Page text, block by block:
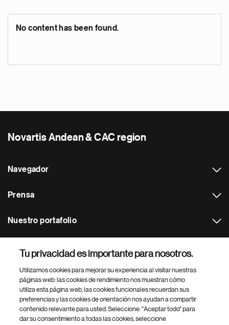
No content has been found.
Novartis Andean & CAC region
Navegador
Prensa
Nuestro portafolio
Footer Site Search
Tu privacidad es importante para nosotros.
Utilizamos cookies para mejorar su experiencia al visitar nuestras
páginas web: las cookies de rendimiento nos muestran cómo
utiliza esta página web, las cookies funcionales recuerdan sus
preferencias y las cookies de orientación nos ayudan a compartir
contenido relevante para usted. Seleccione: "Aceptar todo" para
dar su consentimiento a todas las cookies, seleccione